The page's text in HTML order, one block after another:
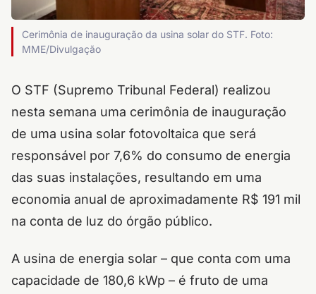
Cerimônia de inauguração da usina solar do STF. Foto:
MME/Divulgação
O STF (Supremo Tribunal Federal) realizou
nesta semana uma cerimônia de inauguração
de uma usina solar fotovoltaica que será
responsável por 7,6% do consumo de energia
das suas instalações, resultando em uma
economia anual de aproximadamente R$ 191 mil
na conta de luz do órgão público.
A usina de energia solar – que conta com uma
capacidade de 180,6 kWp – é fruto de uma